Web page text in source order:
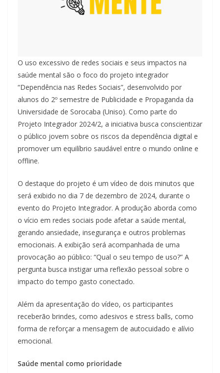
O uso excessivo de redes sociais e seus impactos na
saúde mental são o foco do projeto integrador
“Dependência nas Redes Sociais”, desenvolvido por
alunos do 2º semestre de Publicidade e Propaganda da
Universidade de Sorocaba (Uniso). Como parte do
Projeto Integrador 2024/2, a iniciativa busca conscientizar
o público jovem sobre os riscos da dependência digital e
promover um equilíbrio saudável entre o mundo online e
offline.
O destaque do projeto é um vídeo de dois minutos que
será exibido no dia 7 de dezembro de 2024, durante o
evento do Projeto Integrador. A produção aborda como
o vício em redes sociais pode afetar a saúde mental,
gerando ansiedade, insegurança e outros problemas
emocionais. A exibição será acompanhada de uma
provocação ao público: “Qual o seu tempo de uso?” A
pergunta busca instigar uma reflexão pessoal sobre o
impacto do tempo gasto conectado.
Além da apresentação do vídeo, os participantes
receberão brindes, como adesivos e stress balls, como
forma de reforçar a mensagem de autocuidado e alívio
emocional.
Saúde mental como prioridade